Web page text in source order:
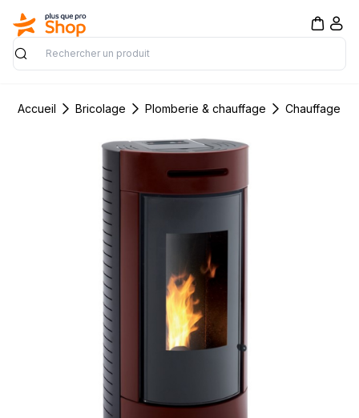
Rechercher
Accueil Bricolage Plomberie & chauffage Chauffage